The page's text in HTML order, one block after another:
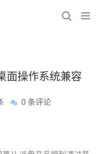
面操作系统兼容
0 条评论